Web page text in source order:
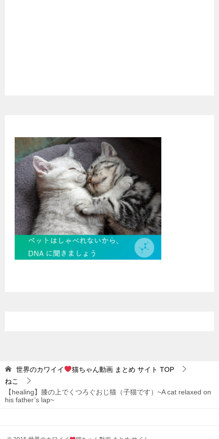
世界のカワイイ 猫ちゃん動画 まとめ サイト TOP
ねこ
【healing】膝の上でくつろぐおじ猫（子猫です）~A cat relaxed on
his father’s lap~